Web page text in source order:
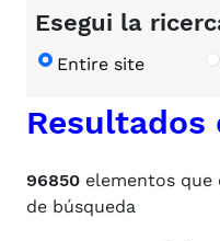
Esegui la
Entire site
Resultados
96850 elementos que
de búsqueda